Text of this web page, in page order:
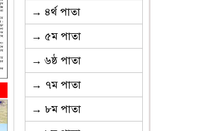
→ ৪র্থ পাতা
→ ৫ম পাতা
→ ৬ষ্ঠ পাতা
→ ৭ম পাতা
→ ৮ম পাতা